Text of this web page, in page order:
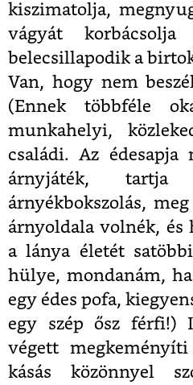
kiszimatolja,
vágyát korbácsolja
belecsillapodik a
Van, hogy nem
(Ennek többféle
munkahelyi,
családi. Az
árnyjáték,
árnyékbokszolás,
árnyoldala volnék, és
a lánya életét
hülye, mondanám,
egy édes pofa,
egy szép ősz férfi!)
végett
kásás közönnyel